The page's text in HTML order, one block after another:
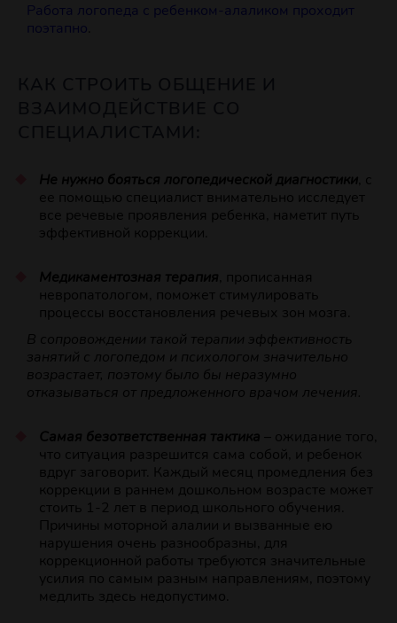
Работа логопеда с ребенком-алаликом проходит
поэтапно
Не нужно бояться логопедической диагностики, с
ее помощью специалист внимательно исследует
все речевые проявления ребенка, наметит путь
эффективной коррекции.
Медикаментозная терапия , прописанная
невропатологом, поможет стимулировать
процессы восстановления речевых зон мозга.
В сопровождении такой терапии эффективность
занятий с логопедом и психологом значительно
возрастает, поэтому было бы неразумно
отказываться от предложенного врачом лечения.
Самая безответственная тактика – ожидание того,
что ситуация разрешится сама собой, и ребенок
вдруг заговорит. Каждый месяц промедления без
коррекции в раннем дошкольном возрасте может
стоить 1-2 лет в период школьного обучения.
Причины моторной алалии и вызванные ею
нарушения очень разнообразны, для
коррекционной работы требуются значительные
усилия по самым разным направлениям, поэтому
медлить здесь недопустимо.